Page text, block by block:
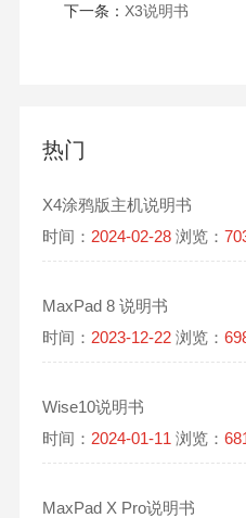
下一条： X3说明书
热门
X4涂鸦版主机说明书
时间： 2024-02-28浏览：
MaxPad 8 说明书
时间： 2023-12-22浏览：
Wise10说明书
时间： 2024-01-11 浏览：
MaxPad X Pro说明书